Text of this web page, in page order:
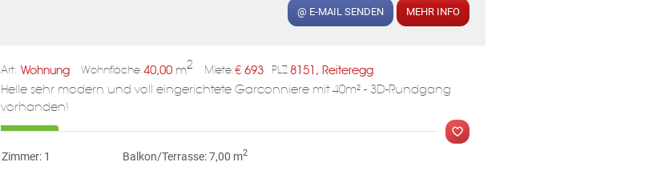
@ E-MAIL SENDEN MEHR INFO
Art: Wohnung Wohnfläche:40,00 m2 Miete:€ 693 PLZ:8151, Reiteregg
Helle sehr modern und voll eingerichtete Garconniere mit 40m² - 3D-Rundgang
vorhanden!
Zimmer: 1 Balkon/Terrasse: 7,00 m2